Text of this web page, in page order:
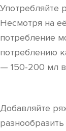
Употребляйте
Несмотря на
потребление
потреблению
— 150-200 мл
Добавляйте